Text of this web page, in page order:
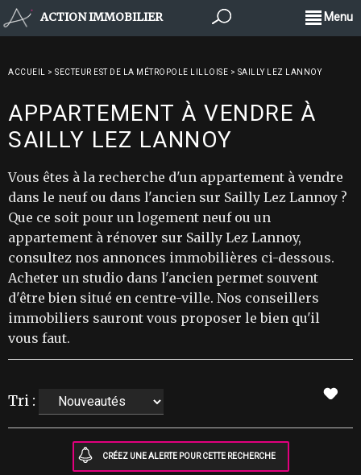
ACTION IMMOBILIER Menu
ACCUEIL > SECTEUR EST DE LA MÉTROPOLE LILLOISE > SAILLY LEZ LANNOY
APPARTEMENT À VENDRE À
SAILLY LEZ LANNOY
Vous êtes à la recherche d'un appartement à vendre
dans le neuf ou dans l'ancien sur Sailly Lez Lannoy ?
Que ce soit pour un logement neuf ou un
appartement à rénover sur Sailly Lez Lannoy,
consultez nos annonces immobilières ci-dessous.
Acheter un studio dans l'ancien permet souvent
d'être bien situé en centre-ville. Nos conseillers
immobiliers sauront vous proposer le bien qu'il
vous faut.
Tri :